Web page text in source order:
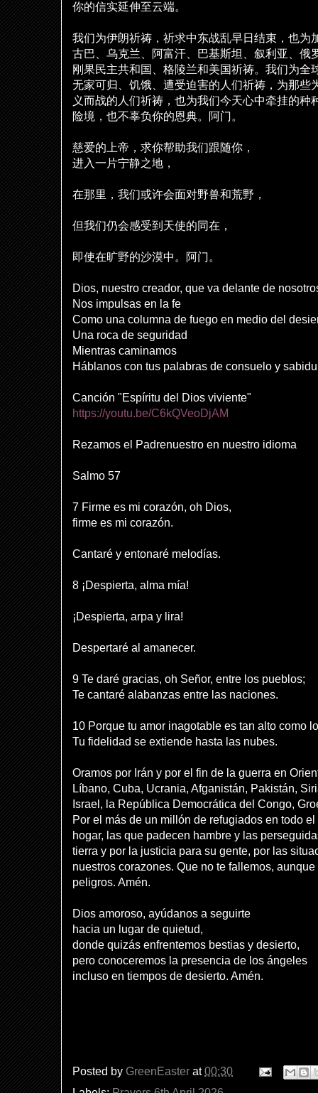
你的信实延伸至云端。
我们为伊朗祈祷，祈求中东战乱早日 结束，也为
古巴、 乌克兰 、阿富汗、巴基斯坦、叙利 亚 、俄
刚 果民主共和国、格陵兰和美国祈祷。我们为全
无家可归 饥饿 、遭受迫害的人 们祈祷， 为那些
义而战的人 们祈祷，也为我们今天心中牵挂的种
险境，也不辜负你的恩典。阿门 。
慈爱的上帝，求你帮助我们跟随你，
进入一片宁静之地，
在那里，我们或许会面对野兽和荒野，
但我们仍会感受到天使的同在，
即使在旷野的沙漠中。阿门 。
Dios, nuestro creador, que va delante de
Nos impulsas en la fe
Como una columna de fuego en medio del
Una roca de seguridad
Mientras caminamos
Háblanos con tus palabras de consuelo y
Canción "Espíritu del Dios viviente"
https://youtu.be/C6kQVeoDjAM
Rezamos el Padrenuestro en nuestro idioma
Salmo 57
7 Firme es mi corazón, oh Dios,
firme es mi corazón.
Cantaré y entonaré melodías.
8 ¡Despierta, alma mía!
¡Despierta, arpa y lira!
Despertaré al amanecer.
9 Te daré gracias, oh Señor, entre los pueblos;
Te cantaré alabanzas entre las naciones.
10 Porque tu amor inagotable es tan alto como
Tu fidelidad se extiende hasta las nubes.
Oramos por Irán y por el fin de la guerra en
Líbano, Cuba, Ucrania, Afganistán, Pakistán,
Israel, la República Democrática del Congo,
Por el más de un millón de refugiados en todo
hogar, las que padecen hambre y las
tierra y por la justicia para su gente, por las
nuestros corazones. Que no te fallemos,
peligros. Amén.
Dios amoroso, ayúdanos a seguirte
hacia un lugar de quietud,
donde quizás enfrentemos bestias y desierto,
pero conoceremos la presencia de los ángeles
incluso en tiempos de desierto. Amén.
Posted by GreenEaster at00:30